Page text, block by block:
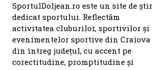
SportulDoljean.ro este un site de
dedicat sportului. Reflectăm
activitatea cluburilor, sportivilor și
evenimentelor sportive din Craiova
din întreg județul, cu accent pe
corectitudine, promptitudine și